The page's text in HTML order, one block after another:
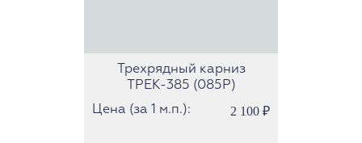
Трехрядный карниз
ТРЕК-385 (085Р)
(роликовые бегунки)
Цена (за 1 м.п.): 2 100 ₽